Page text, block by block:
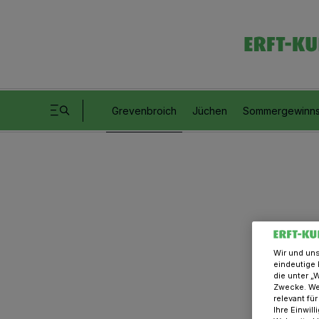
Grevenbroich Jüchen
Wir und
eindeutige
die unter
Zwecke.
relevant
Ihre